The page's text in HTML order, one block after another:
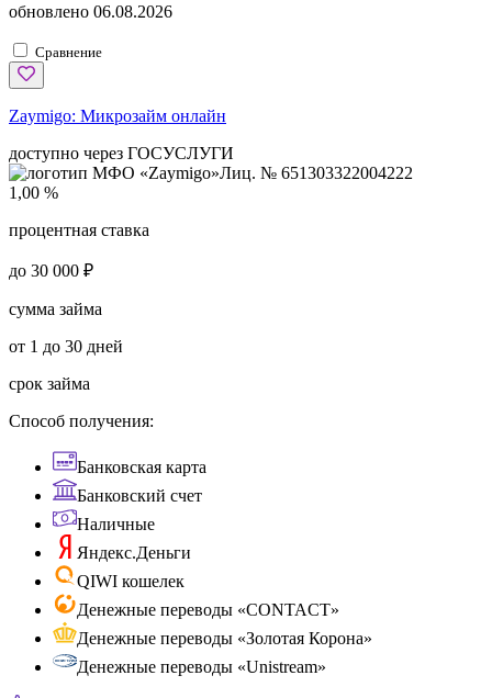
обновлено 06.08.2026
Сравнение
Zaymigo: Микрозайм онлайн
доступно через ГОСУСЛУГИ
Лиц. № 651303322004222
1,00 %
процентная ставка
до 30 000 ₽
сумма займа
от 1 до 30 дней
срок займа
Способ получения:
Банковская карта
Банковский счет
Наличные
Яндекс.Деньги
QIWI кошелек
Денежные переводы «CONTACT»
Денежные переводы «Золотая Корона»
Денежные переводы «Unistream»